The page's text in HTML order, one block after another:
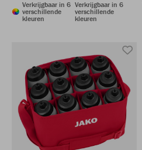
Verkrijgbaar in 6
verschillende
kleuren
Verkrijgbaar in 6
verschillende
kleuren